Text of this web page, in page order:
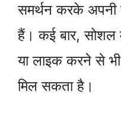
समर्थन करके
हैं। कई बार, सोशल
या लाइक करने से
मिल सकता है।